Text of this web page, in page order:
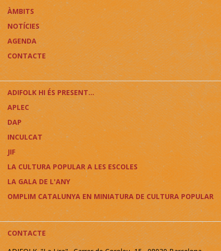
ÀMBITS
NOTÍCIES
AGENDA
CONTACTE
ADIFOLK HI ÉS PRESENT...
APLEC
DAP
INCULCAT
JIF
LA CULTURA POPULAR A LES ESCOLES
LA GALA DE L'ANY
OMPLIM CATALUNYA EN MINIATURA DE CULTURA POPULAR
CONTACTE